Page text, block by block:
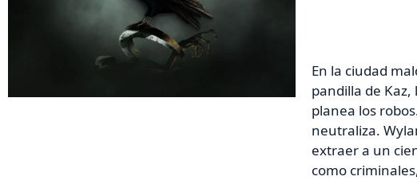
En la ciudad
pandilla de
planea los
neutraliza.
extraer a un
como